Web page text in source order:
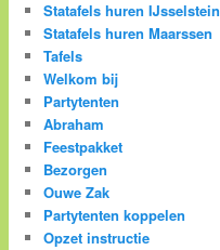
Statafels huren IJsselstein
Statafels huren Maarssen
Tafels
Welkom bij
Partytenten
Abraham
Feestpakket
Bezorgen
Ouwe Zak
Partytenten koppelen
Opzet instructie